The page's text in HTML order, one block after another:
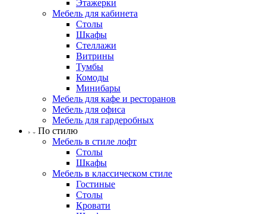
Этажерки
Мебель для кабинета
Столы
Шкафы
Стеллажи
Витрины
Тумбы
Комоды
Минибары
Мебель для кафе и ресторанов
Мебель для офиса
Мебель для гардеробных
По стилю
Мебель в стиле лофт
Столы
Шкафы
Мебель в классическом стиле
Гостиные
Столы
Кровати